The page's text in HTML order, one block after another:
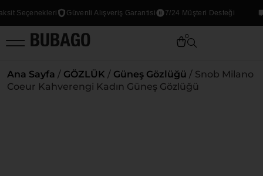
Seçenekleri Güvenli Alışveriş Garantisi 7/24 Müşteri Desteği
0
Ana Sayfa / GÖZLÜK / Güneş Gözlüğü / Snob Milano
Coeur Kahverengi Kadın Güneş Gözlüğü